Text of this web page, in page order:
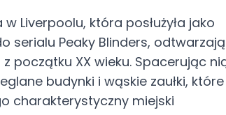
Liverpoolu, która posłużyła jako
serialu Peaky Blinders,
początku XX wieku. Spacerując
budynki i wąskie zaułki, które
charakterystyczny miejski